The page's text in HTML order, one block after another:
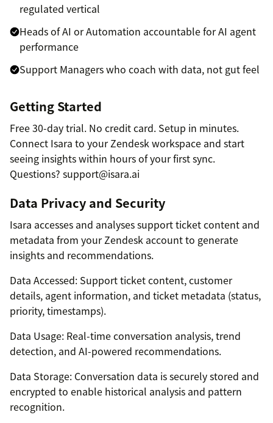
regulated vertical
Heads of AI or Automation accountable for AI agent
performance
Support Managers who coach with data, not gut feel
Getting Started
Free 30-day trial. No credit card. Setup in minutes.
Connect Isara to your Zendesk workspace and start
seeing insights within hours of your first sync.
Questions? support@isara.ai
Data Privacy and Security
Isara accesses and analyses support ticket content and
metadata from your Zendesk account to generate
insights and recommendations.
Data Accessed: Support ticket content, customer
details, agent information, and ticket metadata (status,
priority, timestamps).
Data Usage: Real-time conversation analysis, trend
detection, and AI-powered recommendations.
Data Storage: Conversation data is securely stored and
encrypted to enable historical analysis and pattern
recognition.